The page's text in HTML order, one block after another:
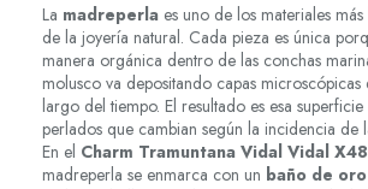
La madreperla es uno de los materiales
de la joyería natural. Cada pieza es única
manera orgánica dentro de las conchas
molusco va depositando capas
largo del tiempo. El resultado es esa
perlados que cambian según la incidencia de
En el Charm Tramuntana Vidal Vidal
madreperla se enmarca con un baño de